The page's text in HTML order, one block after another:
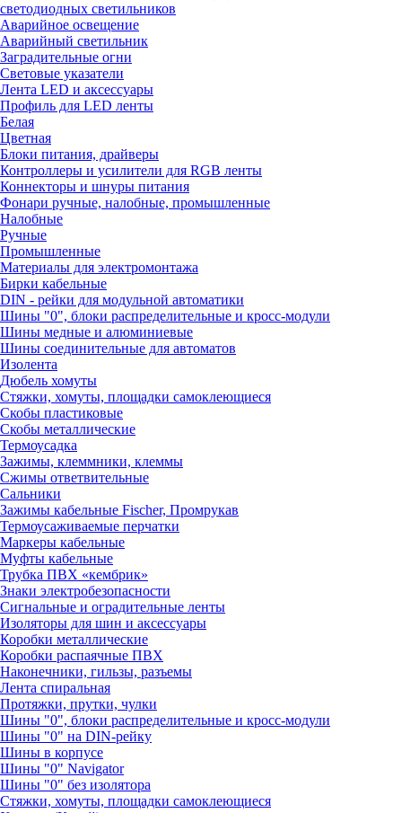
светодиодных светильников
Аварийное освещение
Аварийный светильник
Заградительные огни
Световые указатели
Лента LED и аксессуары
Профиль для LED ленты
Белая
Цветная
Блоки питания, драйверы
Контроллеры и усилители для RGB ленты
Коннекторы и шнуры питания
Фонари ручные, налобные, промышленные
Налобные
Ручные
Промышленные
Материалы для электромонтажа
Бирки кабельные
DIN - рейки для модульной автоматики
Шины "0", блоки распределительные и кросс-модули
Шины медные и алюминиевые
Шины соединительные для автоматов
Изолента
Дюбель хомуты
Стяжки, хомуты, площадки самоклеющиеся
Скобы пластиковые
Скобы металлические
Термоусадка
Зажимы, клеммники, клеммы
Сжимы ответвительные
Сальники
Зажимы кабельные Fischer, Промрукав
Термоусаживаемые перчатки
Маркеры кабельные
Муфты кабельные
Трубка ПВХ «кембрик»
Знаки электробезопасности
Сигнальные и оградительные ленты
Изоляторы для шин и аксессуары
Коробки металлические
Коробки распаячные ПВХ
Наконечники, гильзы, разъемы
Лента спиральная
Протяжки, прутки, чулки
Шины "0", блоки распределительные и кросс-модули
Шины "0" на DIN-рейку
Шины в корпусе
Шины "0" Navigator
Шины "0" без изолятора
Стяжки, хомуты, площадки самоклеющиеся